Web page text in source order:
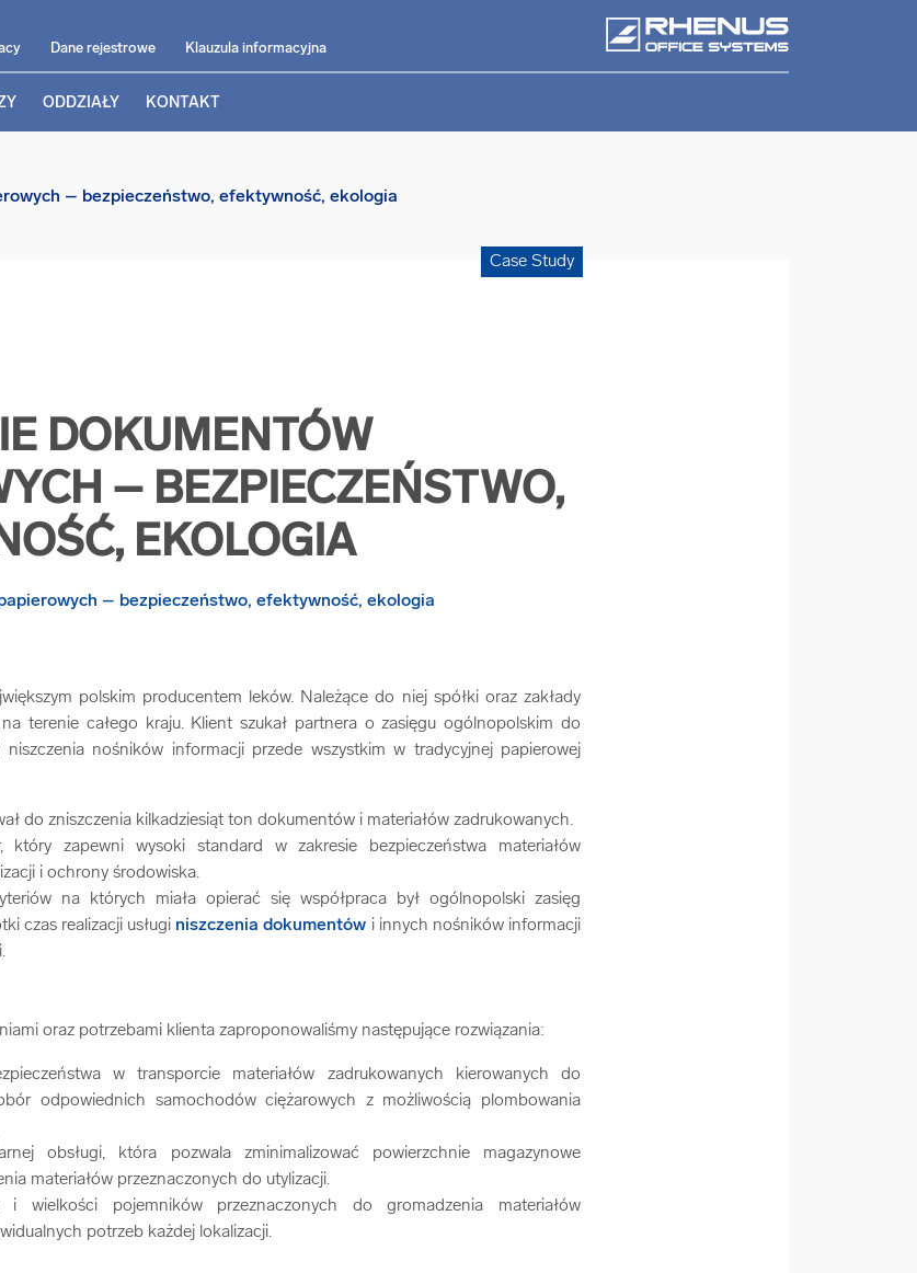
Dane rejestrowe Klauzula informacyjna
ODDZIAŁY KONTAKT
– bezpieczeństwo, efektywność, ekologia
Case Study
DOKUMENTÓW
– BEZPIECZEŃSTWO,
EKOLOGIA
polskim producentem leków. Należące do niej spółki oraz zakłady
terenie całego kraju. Klient szukał partnera o zasięgu ogólnopolskim do
nośników informacji przede wszystkim w tradycyjnej papierowej
do zniszczenia kilkadziesiąt ton dokumentów i materiałów zadrukowanych.
który zapewni wysoki standard w zakresie bezpieczeństwa materiałów
i ochrony środowiska.
na których miała opierać się współpraca był ogólnopolski zasięg
czas realizacji usługi niszczenia dokumentów i innych nośników informacji
oraz potrzebami klienta zaproponowaliśmy następujące rozwiązania:
w transporcie materiałów zadrukowanych kierowanych do
odpowiednich samochodów ciężarowych z możliwością plombowania
obsługi, która pozwala zminimalizować powierzchnie magazynowe
materiałów przeznaczonych do utylizacji.
i wielkości pojemników przeznaczonych do gromadzenia materiałów
potrzeb każdej lokalizacji.